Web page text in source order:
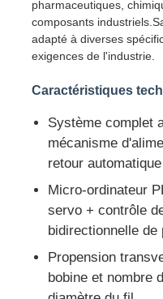
Contrôle de la qualité
Contact
nouvelles
Tous les cas
Demande de
Ligne de production
pharmaceutiques,
composants
adapté à diverses
exigences de l'industrie.
Caractéristiques
Système complet
mécanisme
retour
Micro-ordinateur
servo + contrôle
bidirectionnelle de
Propension
bobine et nombre